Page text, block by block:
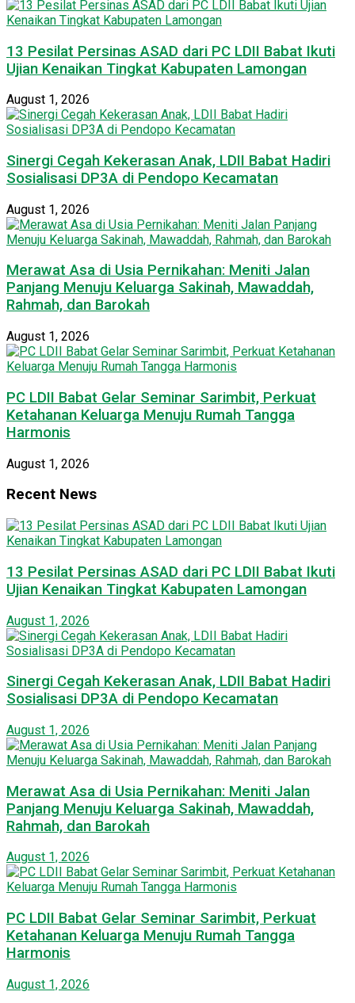
13 Pesilat Persinas ASAD dari PC LDII Babat Ikuti
Ujian Kenaikan Tingkat Kabupaten Lamongan
August 1, 2026
Sinergi Cegah Kekerasan Anak, LDII Babat Hadiri
Sosialisasi DP3A di Pendopo Kecamatan
August 1, 2026
Merawat Asa di Usia Pernikahan: Meniti Jalan
Panjang Menuju Keluarga Sakinah, Mawaddah,
Rahmah, dan Barokah
August 1, 2026
PC LDII Babat Gelar Seminar Sarimbit, Perkuat
Ketahanan Keluarga Menuju Rumah Tangga
Harmonis
August 1, 2026
Recent News
13 Pesilat Persinas ASAD dari PC LDII Babat Ikuti
Ujian Kenaikan Tingkat Kabupaten Lamongan
August 1, 2026
Sinergi Cegah Kekerasan Anak, LDII Babat Hadiri
Sosialisasi DP3A di Pendopo Kecamatan
August 1, 2026
Merawat Asa di Usia Pernikahan: Meniti Jalan
Panjang Menuju Keluarga Sakinah, Mawaddah,
Rahmah, dan Barokah
August 1, 2026
PC LDII Babat Gelar Seminar Sarimbit, Perkuat
Ketahanan Keluarga Menuju Rumah Tangga
Harmonis
August 1, 2026